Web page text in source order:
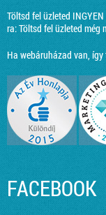
Töltsd fel üzleted
ra:Töltsd fel üzleted még
Ha webáruházad van,
FACEBOOK